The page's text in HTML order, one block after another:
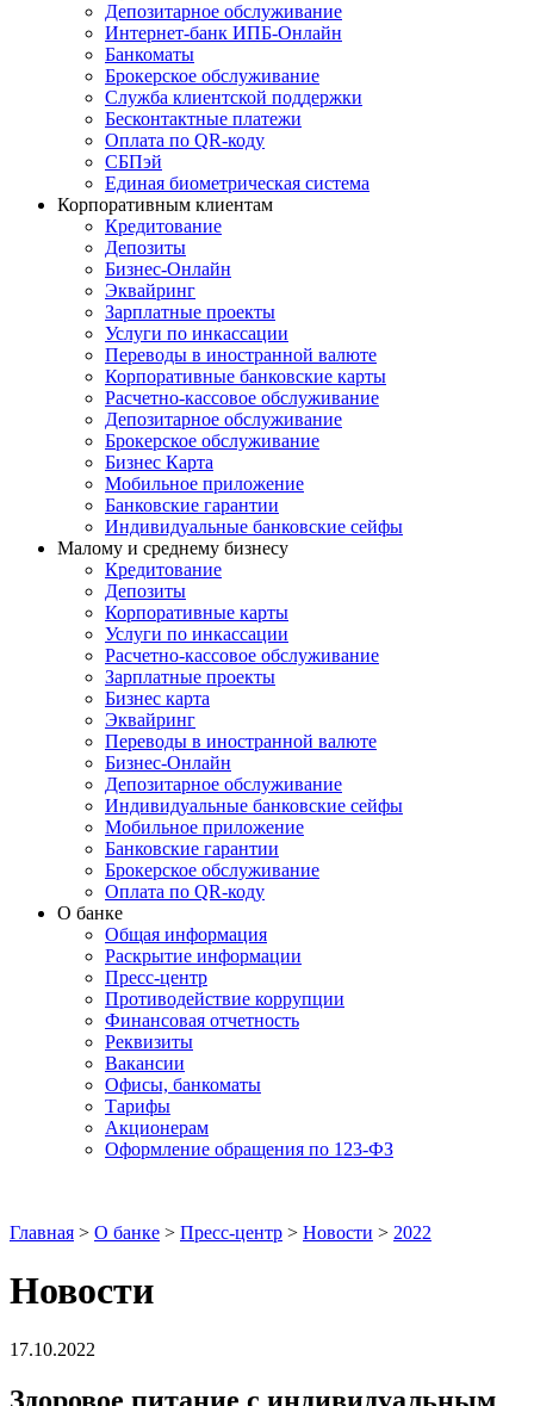
Депозитарное обслуживание
Интернет-банк ИПБ-Онлайн
Банкоматы
Брокерское обслуживание
Служба клиентской поддержки
Бесконтактные платежи
Оплата по QR-коду
СБПэй
Единая биометрическая система
Корпоративным клиентам
Кредитование
Депозиты
Бизнес-Онлайн
Эквайринг
Зарплатные проекты
Услуги по инкассации
Переводы в иностранной валюте
Корпоративные банковские карты
Расчетно-кассовое обслуживание
Депозитарное обслуживание
Брокерское обслуживание
Бизнес Карта
Мобильное приложение
Банковские гарантии
Индивидуальные банковские сейфы
Малому и среднему бизнесу
Кредитование
Депозиты
Корпоративные карты
Услуги по инкассации
Расчетно-кассовое обслуживание
Зарплатные проекты
Бизнес карта
Эквайринг
Переводы в иностранной валюте
Бизнес-Онлайн
Депозитарное обслуживание
Индивидуальные банковские сейфы
Мобильное приложение
Банковские гарантии
Брокерское обслуживание
Оплата по QR-коду
О банке
Общая информация
Раскрытие информации
Пресс-центр
Противодействие коррупции
Финансовая отчетность
Реквизиты
Вакансии
Офисы, банкоматы
Тарифы
Акционерам
Оформление обращения по 123-ФЗ
Главная > О банке > Пресс-центр > Новости > 2022
Новости
17.10.2022
Здоровое питание с индивидуальным